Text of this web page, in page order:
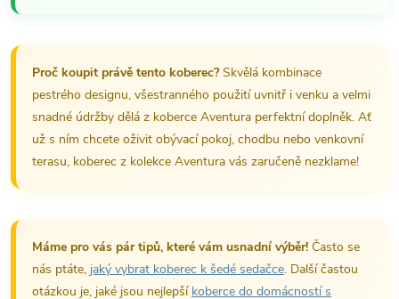
Proč koupit právě tento koberec?Skvělá kombinace
pestrého designu, všestranného použití uvnitř i venku a velmi
snadné údržby dělá z koberce Aventura perfektní doplněk. Ať
už s ním chcete oživit obývací pokoj, chodbu nebo venkovní
terasu, koberec z kolekce Aventura vás zaručeně nezklame!
Máme pro vás pár tipů, které vám usnadní výběr! Často se
nás ptáte, jaký vybrat koberec k šedé sedačce. Další častou
otázkou je, jaké jsou nejlepší koberce do domácností s